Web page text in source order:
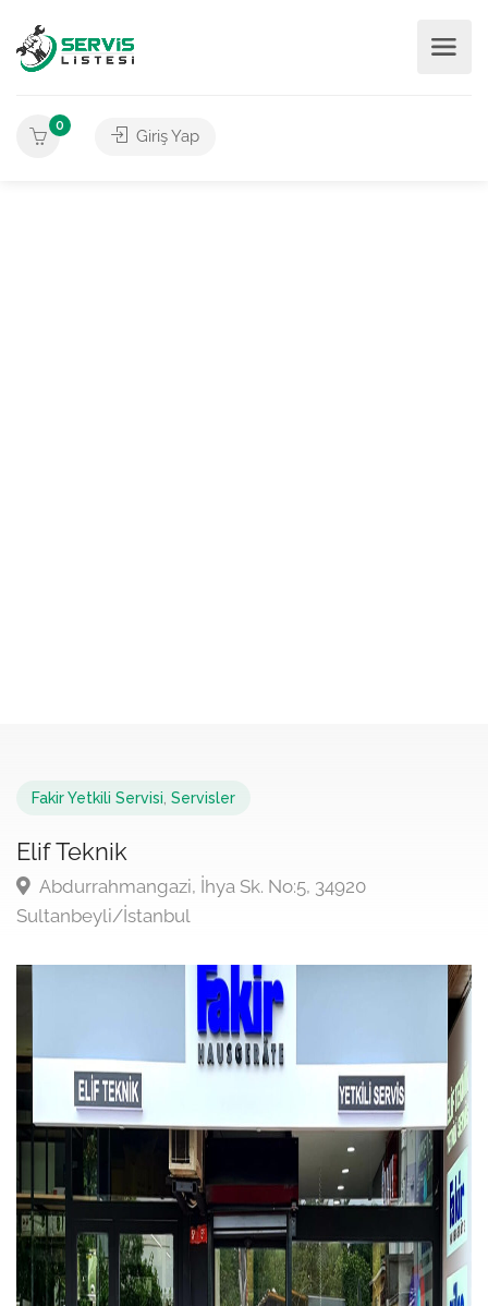
0
Giriş Yap
Fakir Yetkili Servisi Servisler
Elif Teknik
Abdurrahmangazi, İhya Sk. No:5, 34920
Sultanbeyli/İstanbul